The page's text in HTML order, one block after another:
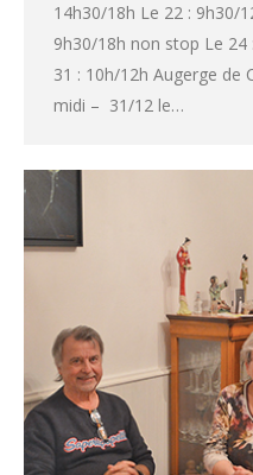
14h30/18h Le 22 : 9h30/
9h30/18h non stop Le
31 : 10h/12h Augerge de
midi – 31/12 le…